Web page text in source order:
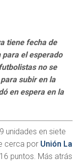
tiene fecha de
para el esperado
no se
subir en la
en espera en la
unidades en siete
cerca por Unión La
puntos. Más atrás